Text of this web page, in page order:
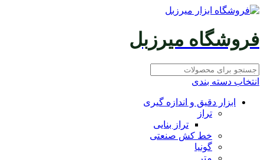
فروشگاه میرزبل
انتخاب دسته بندی
ابزار دقیق و اندازه گیری
تراز
تراز بنایی
خط کش صنعتی
گونیا
متر